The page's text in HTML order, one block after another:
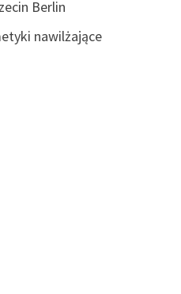
Berlin
nawilżające